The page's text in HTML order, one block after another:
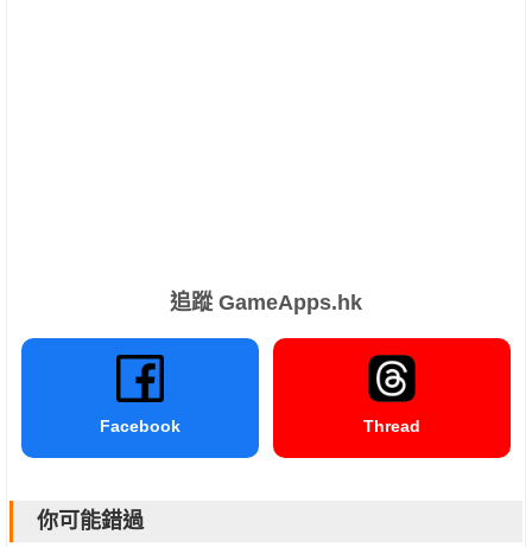
追蹤 GameApps.hk
Facebook Thread
你可能錯過